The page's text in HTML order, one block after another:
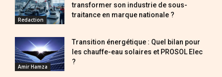
Redaction
transformer son industrie de sous-
traitance en marque nationale ?
Amir Hamza
Transition énergétique : Quel bilan pour
les chauffe-eau solaires et PROSOL Elec
?